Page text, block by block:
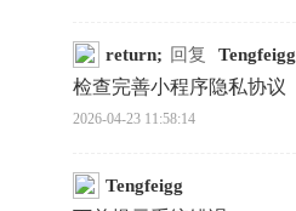
return; 回复 Tengfeigg
检查完善小程序隐私协议
2026-04-23 11:58:14
Tengfeigg